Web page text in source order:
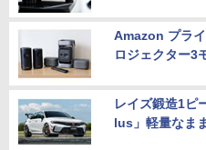
Amazon プラ
ロジェクター3
レイズ鍛造1ピ
lus」軽量なま